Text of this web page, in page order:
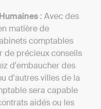
: Avec des
matière de
comptables
de précieux conseils
d'embaucher des
d'autres villes de la
sera capable
aidés ou les